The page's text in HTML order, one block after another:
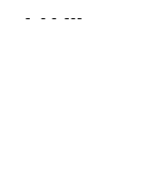
- - - ---